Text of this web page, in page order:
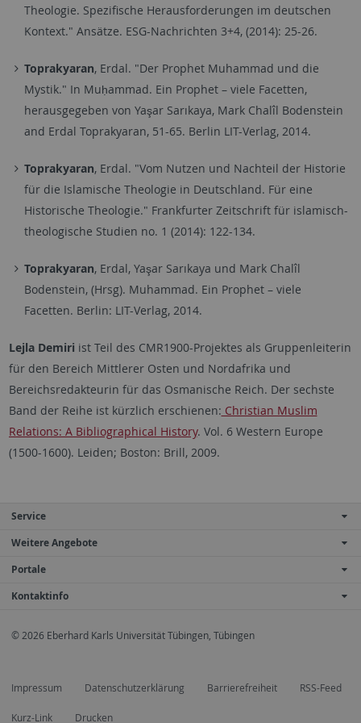
Theologie. Spezifische Herausforderungen im deutschen
Kontext." Ansätze. ESG-Nachrichten 3+4, (2014): 25-26.
Toprakyaran, Erdal. "Der Prophet Muhammad und die
Mystik." In Muḥammad. Ein Prophet – viele Facetten,
herausgegeben von Yaşar Sarıkaya, Mark Chalîl Bodenstein
and Erdal Toprakyaran, 51-65. Berlin LIT-Verlag, 2014.
Toprakyaran, Erdal. "Vom Nutzen und Nachteil der Historie
für die Islamische Theologie in Deutschland. Für eine
Historische Theologie." Frankfurter Zeitschrift für islamisch-
theologische Studien no. 1 (2014): 122-134.
Toprakyaran, Erdal, Yaşar Sarıkaya und Mark Chalîl
Bodenstein, (Hrsg). Muhammad. Ein Prophet – viele
Facetten. Berlin: LIT-Verlag, 2014.
Lejla Demiri ist Teil des CMR1900-Projektes als Gruppenleiterin
für den Bereich Mittlerer Osten und Nordafrika und
Bereichsredakteurin für das Osmanische Reich. Der sechste
Band der Reihe ist kürzlich erschienen: Christian Muslim
Relations: A Bibliographical History. Vol. 6 Western Europe
(1500-1600). Leiden; Boston: Brill, 2009.
Service
Weitere Angebote
Portale
Kontaktinfo
© 2026 Eberhard Karls Universität Tübingen, Tübingen
Impressum Datenschutzerklärung Barrierefreiheit RSS-Feed
Kurz-Link Drucken